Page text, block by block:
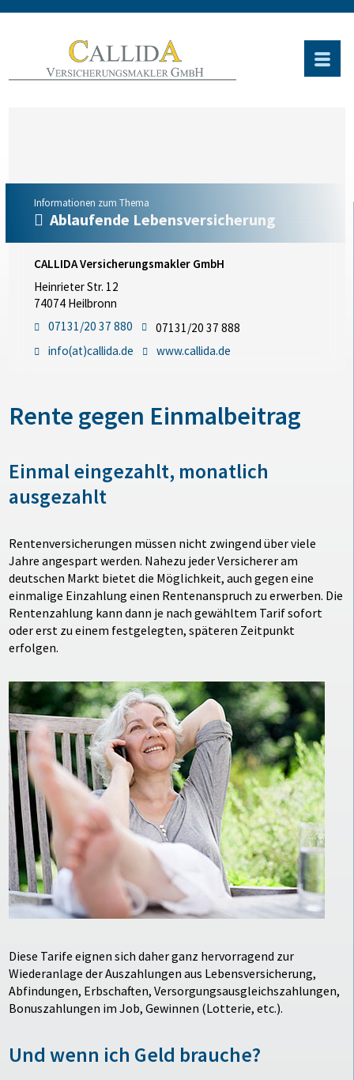
Informationen zum Thema
Ablaufende Lebensversicherung
CALLIDA Versicherungsmakler GmbH
Heinrieter Str. 12
74074 Heilbronn
07131/20 37 880
07131/20 37 888
info(at)callida.de
www.callida.de
Rente gegen Einmalbeitrag
Einmal eingezahlt, monatlich
ausgezahlt
Rentenversicherungen müssen nicht zwingend über viele
Jahre angespart werden. Nahezu jeder Versicherer am
deutschen Markt bietet die Möglichkeit, auch gegen eine
einmalige Einzahlung einen Rentenanspruch zu erwerben. Die
Rentenzahlung kann dann je nach gewähltem Tarif sofort
oder erst zu einem festgelegten, späteren Zeitpunkt
erfolgen.
Diese Tarife eignen sich daher ganz hervorragend zur
Wiederanlage der Auszahlungen aus Lebensversicherung,
Abfindungen, Erbschaften, Versorgungsausgleichszahlungen,
Bonuszahlungen im Job, Gewinnen (Lotterie, etc.).
Und wenn ich Geld brauche?